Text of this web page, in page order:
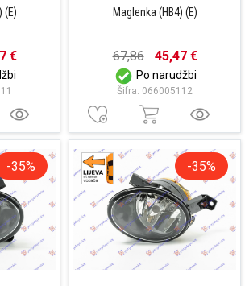
(E)
€
Maglenka (HB4) (E)
67,86 45,47 €
Po narudžbi
Šifra: 066005112
-35% -35%